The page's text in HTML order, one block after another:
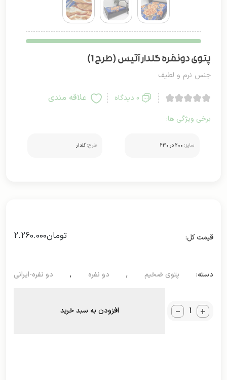
پتوی دونفره گلدار آتیس (طرح 1)
جنس نرم و لطیف
0 دیدگاه علاقه مندی
برخی ویژگی ها:
سایز: 200 در 230 طرح: گلدار
تومان2.260.000
دسته: پتوی ضخیم , دو نفره , دو نفره-ایرانی
_ + افزودن به سبد خرید